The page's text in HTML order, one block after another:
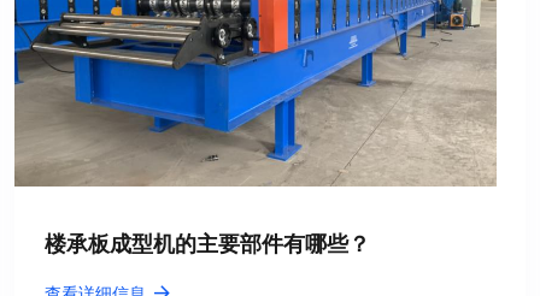
楼承板成型机的主要部件有哪些？